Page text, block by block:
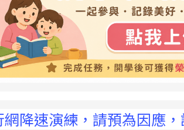
，請預為因應，詳洽NCC